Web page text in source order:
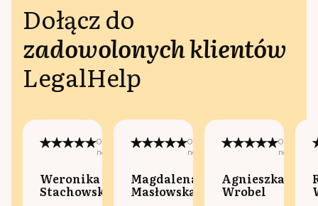
Dołącz do
zadowolonych klientów
LegalHelp
Opublikowano
na:
Weronika
Stachowska
Opublikowano
na:
Magdalena
Masłowska
na:
Agnieszka
Wrobel